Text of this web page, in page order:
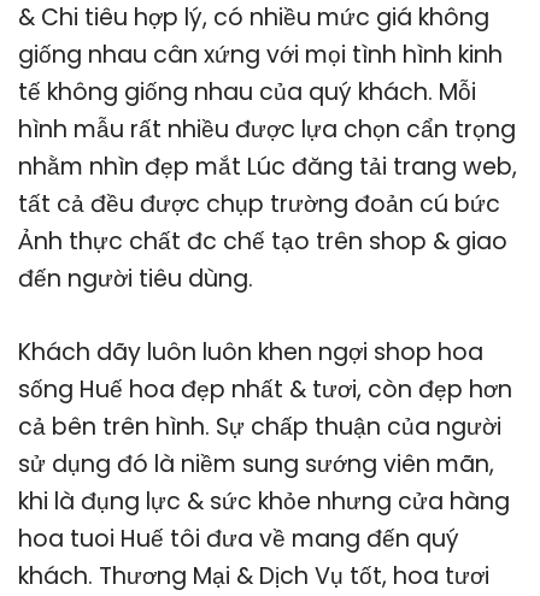
& Chi tiêu hợp lý, có nhiều mức giá không
giống nhau cân xứng với mọi tình hình kinh
tế không giống nhau của quý khách. Mỗi
hình mẫu rất nhiều được lựa chọn cẩn trọng
nhằm nhìn đẹp mắt Lúc đăng tải trang web,
tất cả đều được chụp trường đoản cú bức
Ảnh thực chất đc chế tạo trên shop & giao
đến người tiêu dùng.
Khách dãy luôn luôn khen ngợi shop hoa
sống Huế hoa đẹp nhất & tươi, còn đẹp hơn
cả bên trên hình. Sự chấp thuận của người
sử dụng đó là niềm sung sướng viên mãn,
khi là đụng lực & sức khỏe nhưng cửa hàng
hoa tuoi Huế tôi đưa về mang đến quý
khách. Thương Mại & Dịch Vụ tốt, hoa tươi